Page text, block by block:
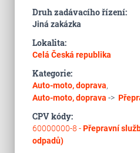
Druh zadávacího řízení:
Jiná zakázka
Lokalita:
Celá Česká republika
Kategorie:
Auto-moto, doprava,
Auto-moto, doprava ->
CPV kódy:
60000000-8 -Přepravní
odpadů)